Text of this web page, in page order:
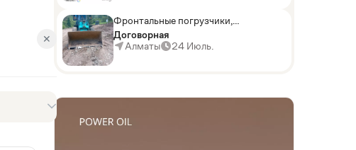
Фронтальные погрузчики,
Sunward ZYJ 320
Договорная
Алматы
24 Июль.
✕